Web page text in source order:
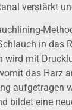
verstärkt
in das
wird mit
das Harz
aufgetragen
bildet eine